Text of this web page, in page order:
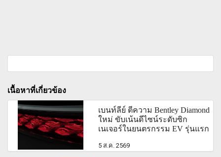
เนื้อหาที่เกี่ยวข้อง
เบนท์ลีย์ ตีความ Bentley Diamond
ใหม่ ขับเน้นดีไซน์ระดับซิก
เนเจอร์ในยนตรกรรม EV รุ่นแรก
5 ส.ค. 2569